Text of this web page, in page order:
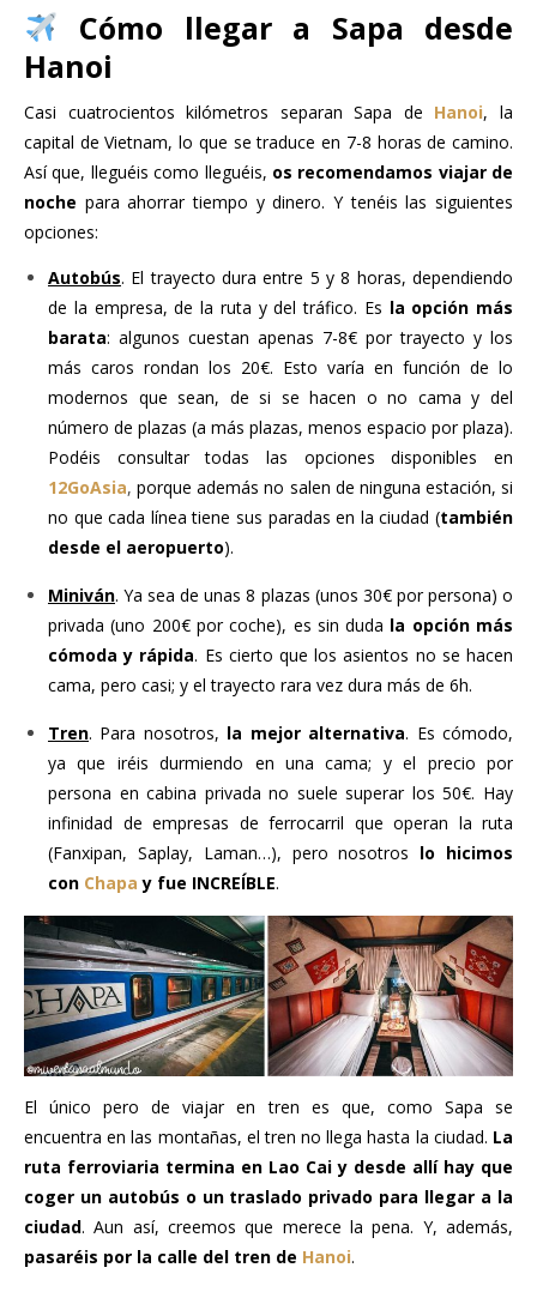
Cómo llegar a Sapa desde
Hanoi
Casi cuatrocientos kilómetros separan Sapa de Hanoi, la
capital de Vietnam, lo que se traduce en 7-8 horas de camino.
Así que, lleguéis como lleguéis, os recomendamos viajar de
noche para ahorrar tiempo y dinero. Y tenéis las siguientes
opciones:
Autobús. El trayecto dura entre 5 y 8 horas, dependiendo
de la empresa, de la ruta y del tráfico. Es la opción más
barata: algunos cuestan apenas 7-8€ por trayecto y los
más caros rondan los 20€. Esto varía en función de lo
modernos que sean, de si se hacen o no cama y del
número de plazas (a más plazas, menos espacio por plaza).
Podéis consultar todas las opciones disponibles en
12GoAsia,porque además no salen de ninguna estación, si
no que cada línea tiene sus paradas en la ciudad (también
desde el aeropuerto).
Miniván. Ya sea de unas 8 plazas (unos 30€ por persona) o
privada (uno 200€ por coche), es sin duda la opción más
cómoda y rápida. Es cierto que los asientos no se hacen
cama, pero casi; y el trayecto rara vez dura más de 6h.
Tren. Para nosotros, la mejor alternativa. Es cómodo,
ya que iréis durmiendo en una cama; y el precio por
persona en cabina privada no suele superar los 50€. Hay
infinidad de empresas de ferrocarril que operan la ruta
(Fanxipan, Saplay, Laman…), pero nosotros lo hicimos
con Chapay fue INCREÍBLE.
El único pero de viajar en tren es que, como Sapa se
encuentra en las montañas, el tren no llega hasta la ciudad. La
ruta ferroviaria termina en Lao Cai y desde allí hay que
coger un autobús o un traslado privado para llegar a la
ciudad. Aun así, creemos que merece la pena. Y, además,
pasaréis por la calle del tren de Hanoi.